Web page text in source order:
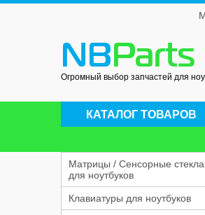
NB Parts
Огромный выбор запчастей для
КАТАЛОГ ТОВАРОВ
Матрицы / Сенсорные стекла
для ноутбуков
Клавиатуры для ноутбуков